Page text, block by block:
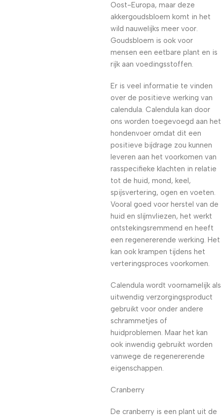
Oost-Europa, maar deze
akkergoudsbloem komt in het
wild nauwelijks meer voor.
Goudsbloem is ook voor
mensen een eetbare plant en is
rijk aan voedingsstoffen.
Er is veel informatie te vinden
over de positieve werking van
calendula. Calendula kan door
ons worden toegevoegd aan het
hondenvoer omdat dit een
positieve bijdrage zou kunnen
leveren aan het voorkomen van
rasspecifieke klachten in relatie
tot de huid, mond, keel,
spijsvertering, ogen en voeten.
Vooral goed voor herstel van de
huid en slijmvliezen, het werkt
ontstekingsremmend en heeft
een regenererende werking. Het
kan ook krampen tijdens het
verteringsproces voorkomen.
Calendula wordt voornamelijk als
uitwendig verzorgingsproduct
gebruikt voor onder andere
schrammetjes of
huidproblemen. Maar het kan
ook inwendig gebruikt worden
vanwege de regenererende
eigenschappen.
Cranberry
De cranberry is een plant uit de